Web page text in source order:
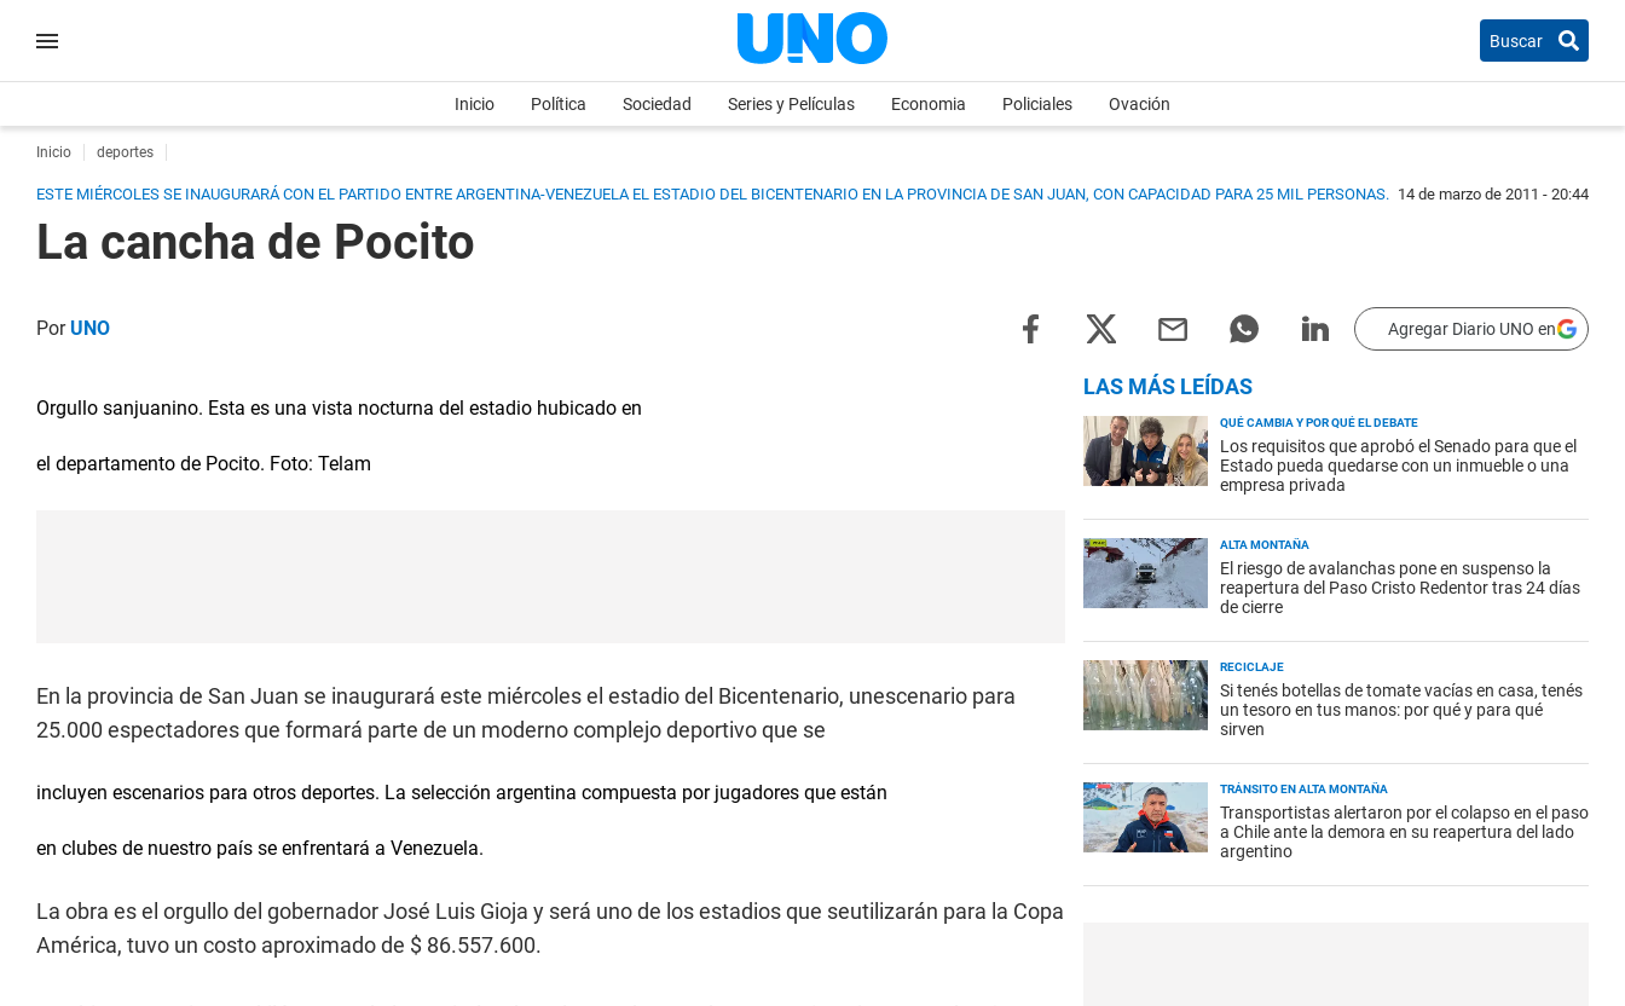
Buscar
Inicio Política Sociedad Series y Películas Economia Policiales Ovación
Inicio deportes
ESTE MIÉRCOLES SE INAUGURARÁ CON EL PARTIDO ENTRE ARGENTINA-VENEZUELA EL ESTADIO DEL BICENTENARIO EN LA PROVINCIA DE SAN JUAN, CON CAPACIDAD PARA 25 MIL PERSONAS. 14 de marzo de 2011 - 20:44
La cancha de Pocito
PorUNO Agregar Diario UNO en
Orgullo sanjuanino. Esta es una vista nocturna del estadio hubicado en
el departamento de Pocito. Foto: Telam
En la provincia de San Juan se inaugurará este miércoles el estadio del Bicentenario, unescenario para
25.000 espectadores que formará parte de un moderno complejo deportivo que se
incluyen escenarios para otros deportes. La selección argentina compuesta por jugadores que están
en clubes de nuestro país se enfrentará a Venezuela.
La obra es el orgullo del gobernador José Luis Gioja y será uno de los estadios que seutilizarán para la Copa
América, tuvo un costo aproximado de $ 86.557.600.
LAS MÁS LEÍDAS
QUÉ CAMBIA Y POR QUÉ EL DEBATE
Los requisitos que aprobó el Senado para que el
Estado pueda quedarse con un inmueble o una
empresa privada
ALTA MONTAÑA
El riesgo de avalanchas pone en suspenso la
reapertura del Paso Cristo Redentor tras 24 días
de cierre
RECICLAJE
Si tenés botellas de tomate vacías en casa, tenés
un tesoro en tus manos: por qué y para qué
sirven
TRÁNSITO EN ALTA MONTAÑA
Transportistas alertaron por el colapso en el paso
a Chile ante la demora en su reapertura del lado
argentino